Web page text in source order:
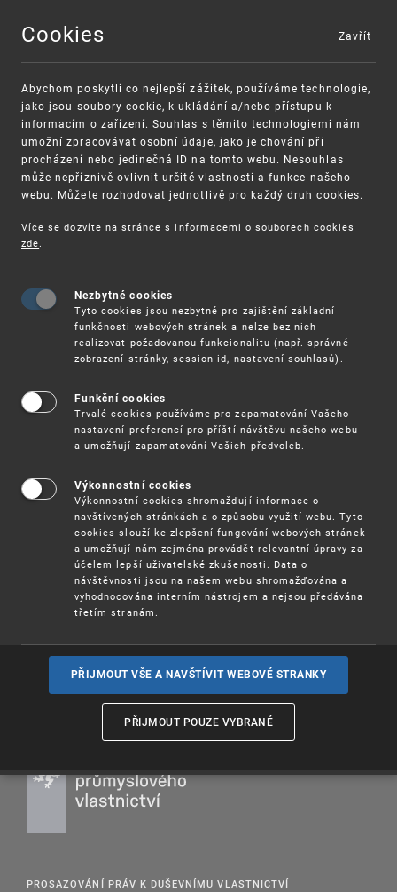
MENU
UPV
11. 3. – Online seminář: Ochrana
designu
Úřad průmyslového vlastnictví pořádá online
ochraně designu pro podnikatele, pracovníky
výzkumu a vývoje, studenty i širší veřejnost.
Program semináře:
republice
* Ochrana designu průmyslovým vzorem v EU
* Mezinárodní ochrana průmyslovým vzorem
--Termín: 11. 3. 2025 od 9,30 hodin
Účast na semináři jezdarma
Více informací(pdf, 110 kB)
PROSAZOVÁNÍ PRÁV K DUŠEVNÍMU VLASTNICTVÍ
Cookies
Abychom poskytli co nejlepší zážitek, používáme technologie,
jako jsou soubory cookie, k ukládání a/nebo přístupu k
informacím o zařízení. Souhlas s těmito technologiemi nám
umožní zpracovávat osobní údaje, jako je chování při
procházení nebo jedinečná ID na tomto webu. Nesouhlas
může nepříznivě ovlivnit určité vlastnosti a funkce našeho
webu. Můžete rozhodovat jednotlivě pro každý druh cookies.
Více se dozvíte na stránce s informacemi o souborech cookies
zde.
Nezbytné cookies
Tyto cookies jsou nezbytné pro zajištění základní
funkčnosti webových stránek a nelze bez nich
realizovat požadovanou funkcionalitu (např. správné
zobrazení stránky, session id, nastavení souhlasů).
Funkční cookies
Trvalé cookies používáme pro zapamatování Vašeho
nastavení preferencí pro příští návštěvu našeho webu
a umožňují zapamatování Vašich předvoleb.
Výkonnostní cookies
Výkonnostní cookies shromažďují informace o
navštívených stránkách a o způsobu využití webu. Tyto
cookies slouží ke zlepšení fungování webových stránek
a umožňují nám zejména provádět relevantní úpravy za
účelem lepší uživatelské zkušenosti. Data o
návštěvnosti jsou na našem webu shromažďována a
vyhodnocována interním nástrojem a nejsou předávána
třetím stranám.
PŘIJMOUT VŠE A NAVŠTÍVIT WEBOVÉ STRANKY
PŘIJMOUT POUZE VYBRANÉ
Zavřít